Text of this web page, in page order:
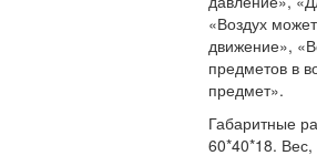
«Воздух
движение»,
предметов в
предмет».
Габаритные
60*40*18. Вес,